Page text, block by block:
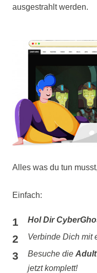
ausgestrahlt werden.
Alles was du tun
Einfach:
Hol Dir
Verbinde Dich mit
Besuche die Adult
jetzt komplett!